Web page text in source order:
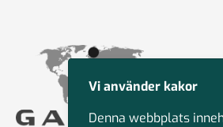
Vi använder kakor
Denna webbplats